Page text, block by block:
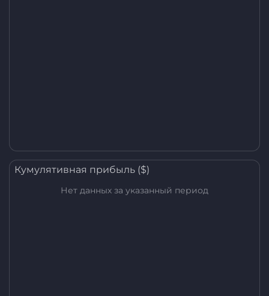
Кумулятивная прибыль ($)
Нет данных за указанный период